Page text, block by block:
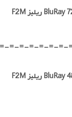
=-=-=-=-=-=-